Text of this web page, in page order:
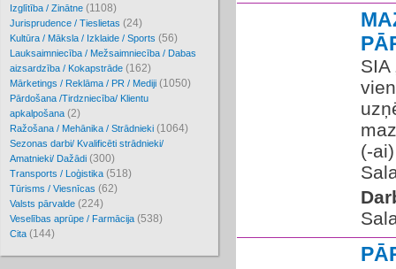
Izglītība / Zinātne (1108)
Jurisprudence / Tieslietas (24)
Kultūra / Māksla / Izklaide / Sports (56)
Lauksaimniecība / Mežsaimniecība / Dabas
aizsardzība / Kokapstrāde (162)
Mārketings / Reklāma / PR / Mediji (1050)
Pārdošana /Tirdzniecība/ Klientu
apkalpošana (2)
Ražošana / Mehānika / Strādnieki (1064)
Sezonas darbi/ Kvalificēti strādnieki/
Amatnieki/ Dažādi (300)
Transports / Loģistika (518)
Tūrisms / Viesnīcas (62)
Valsts pārvalde (224)
Veselības aprūpe / Farmācija (538)
Cita (144)
SIA
(-